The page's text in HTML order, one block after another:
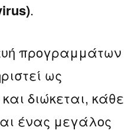
.
προγραμμάτων
ως
διώκεται, κάθε
ένας μεγάλος